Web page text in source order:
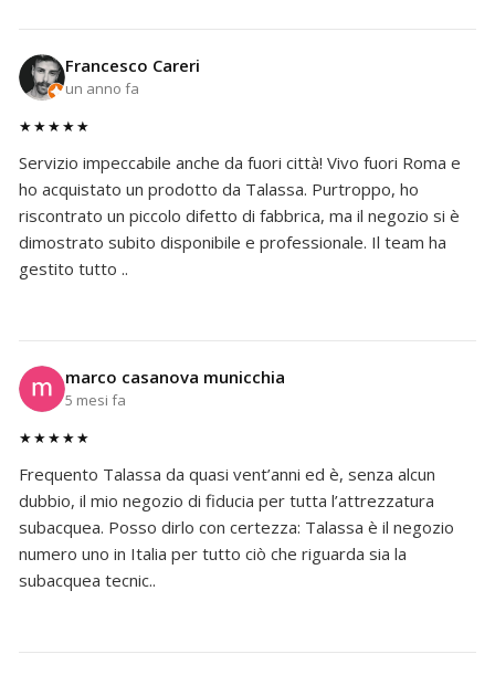
Francesco Careri
un anno fa
★★★★★
Servizio impeccabile anche da fuori città! Vivo fuori Roma e
ho acquistato un prodotto da Talassa. Purtroppo, ho
riscontrato un piccolo difetto di fabbrica, ma il negozio si è
dimostrato subito disponibile e professionale. Il team ha
gestito tutto ..
marco casanova municchia
5 mesi fa
★★★★★
Frequento Talassa da quasi vent’anni ed è, senza alcun
dubbio, il mio negozio di fiducia per tutta l’attrezzatura
subacquea. Posso dirlo con certezza: Talassa è il negozio
numero uno in Italia per tutto ciò che riguarda sia la
subacquea tecnic..